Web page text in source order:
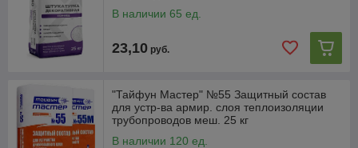
В наличии 65 ед.
23,10 руб.
"Тайфун Мастер" №55 Защитный состав
для устр-ва армир. слоя теплоизоляции
трубопроводов меш. 25 кг
В наличии 120 ед.